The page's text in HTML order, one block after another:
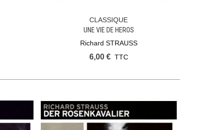
Ajouter Au Panier
CLASSIQUE
UNE VIE DE HEROS
Richard STRAUSS
6,00 € TTC